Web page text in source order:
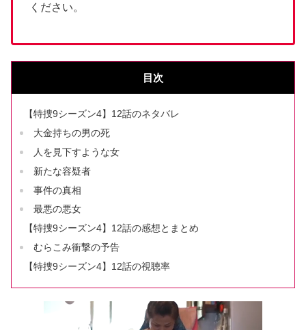
ください。
目次
【特捜9シーズン4】12話のネタバレ
大金持ちの男の死
人を見下すような女
新たな容疑者
事件の真相
最悪の悪女
【特捜9シーズン4】12話の感想とまとめ
むらこみ衝撃の予告
【特捜9シーズン4】12話の視聴率